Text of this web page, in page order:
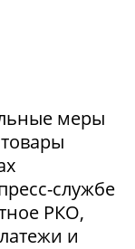
меры
службе
РКО,
и